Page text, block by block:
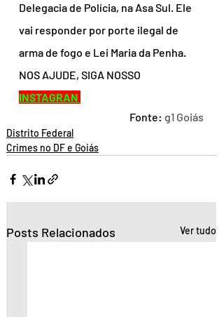
Delegacia de Polícia, na Asa Sul. Ele
vai responder por porte ilegal de
arma de fogo e Lei Maria da Penha.
NOS AJUDE, SIGA NOSSO
INSTAGRAN
Fonte: g1 Goiás
Distrito Federal
Crimes no DF e Goiás
Posts Relacionados Ver tudo